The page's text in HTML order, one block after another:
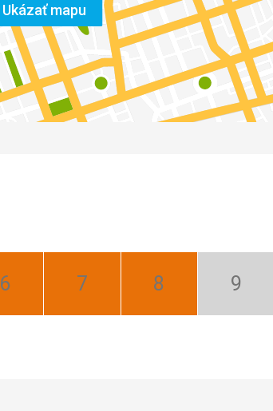
Ukázať mapu
Jún:
Júl:
August: